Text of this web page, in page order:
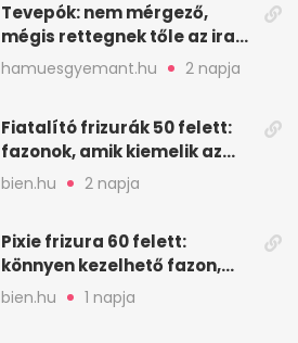
Tevepók: nem mérgező,
mégis rettegnek tőle az iraki
sivatagban
hamuesgyemant.hu 2 napja
Fiatalító frizurák 50 felett:
fazonok, amik kiemelik az
arcodat
bien.hu 2 napja
Pixie frizura 60 felett:
könnyen kezelhető fazon,
ami karaktert ad
bien.hu 1 napja